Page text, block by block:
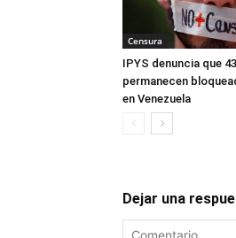
Censura
IPYS denuncia que
permanecen
en Venezuela
Dejar una